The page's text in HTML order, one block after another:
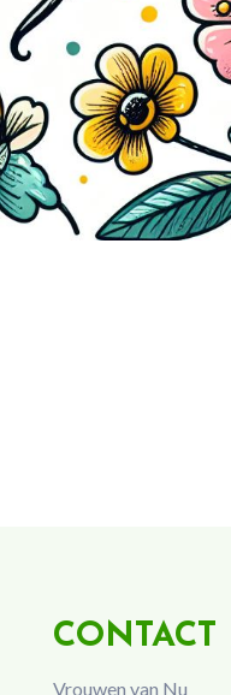
CONTACT
Vrouwen van Nu